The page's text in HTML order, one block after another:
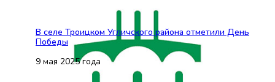
В селе Троицком Угличского района отметили День
Победы
9 мая 2025 года